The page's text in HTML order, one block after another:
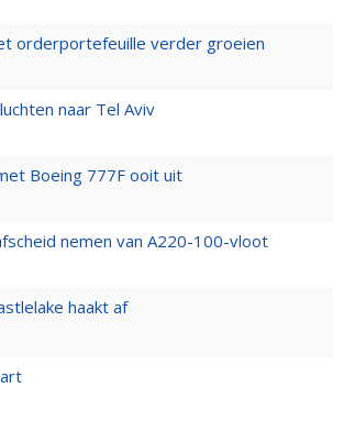
orderportefeuille verder groeien
naar Tel Aviv
Boeing 777F ooit uit
nemen van A220-100-vloot
haakt af